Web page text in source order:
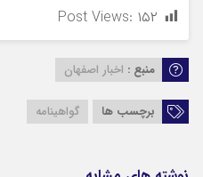
Post Views: ۱۵۲
منبع : اخبار اصفهان
برچسب ها گواهینامه